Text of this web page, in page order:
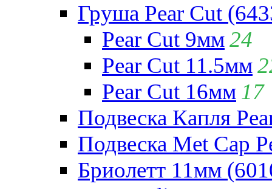
Груша Pear Cut
Pear Cut 9мм24
Pear Cut 11.5мм
Pear Cut 16мм 17
Подвеска Капля
Подвеска Met Cap
Бриолетт 11мм